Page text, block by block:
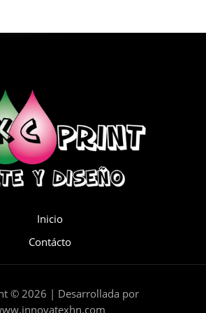
Inicio
Contácto
© 2026 | Desarrollada por